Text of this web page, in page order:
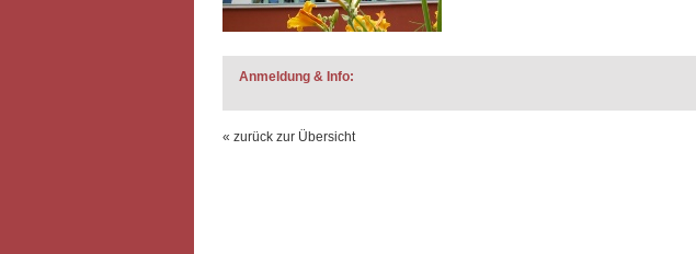
Anmeldung & Info:
« zurück zur Übersicht